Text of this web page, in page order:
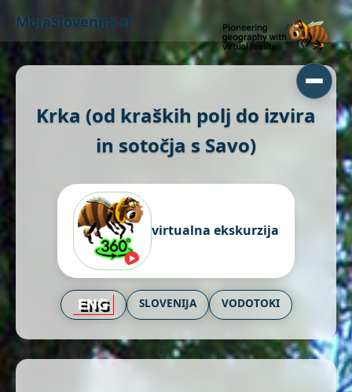
MojaSlovenija.si
Krka (od kraških polj do izvira
in sotočja s Savo)
virtualna ekskurzija
SLOVENIJA VODOTOKI